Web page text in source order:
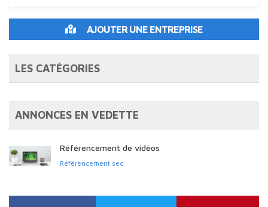
AJOUTER UNE ENTREPRISE
LES CATÉGORIES
ANNONCES EN VEDETTE
Référencement de vidéos
Référencement seo